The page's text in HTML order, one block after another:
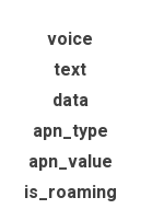
voice
text
data
apn_type
apn_value
is_roaming